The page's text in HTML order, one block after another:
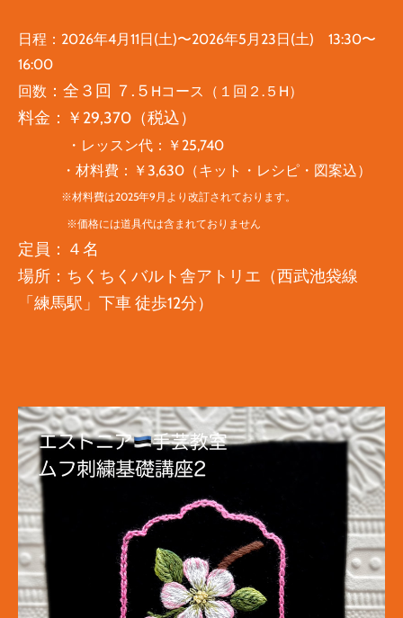
日程： 2026年4月11日(土)〜2026年5月23日(土) 13:30〜
16:00
​回数 ： 全３回 ７.５ Hコース（１回２.５H）
料金：￥29,370（税込）
・レッスン代：￥25,740
・材料費：￥3,630（キット・レシピ・図案込）
※材料費は2025年9月より改訂されております。
※価格には道具代は含まれておりません
定員：４名
場所：ちくちくバルト舎アトリエ（西武池袋線
「練馬駅」下車 徒歩12分）